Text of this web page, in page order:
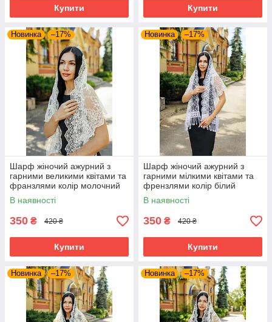
Купити Купити
Новинка –17%
Шарф жіночий ажурний з
гарними великими квітами та
франзлями колір молочний
В наявності
350 ₴ 420 ₴
Купити
Новинка –17%
Шарф жіночий ажурний з
гарними мілкими квітами та
френзлями колір білий
В наявності
350 ₴ 420 ₴
Купити
Новинка –17% Новинка –17%